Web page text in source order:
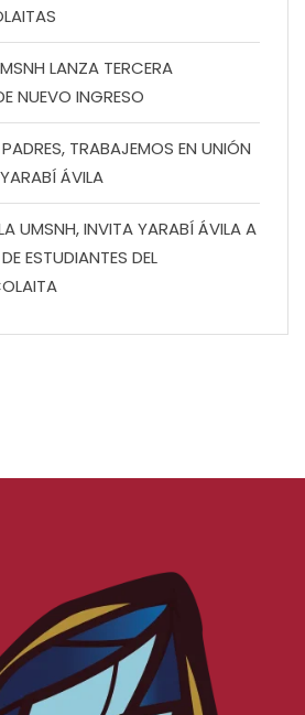
LANZA TERCERA
NUEVO INGRESO
TRABAJEMOS EN UNIÓN
ÁVILA
UMSNH, INVITA YARABÍ ÁVILA A
ESTUDIANTES DEL